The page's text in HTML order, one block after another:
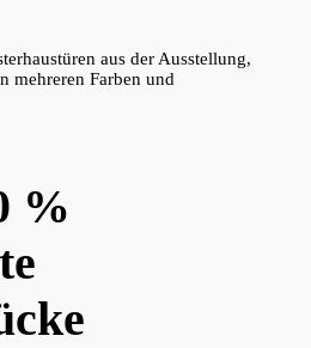
aus der Ausstellung,
mehreren Farben und
%